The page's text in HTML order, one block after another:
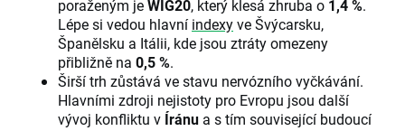
poraženým jeWIG20, který klesá zhruba o 1,4 %.
Lépe si vedou hlavní indexyve Švýcarsku,
Španělsku a Itálii, kde jsou ztráty omezeny
přibližně na 0,5 %.
Širší trh zůstává ve stavu nervózního vyčkávání.
Hlavními zdroji nejistoty pro Evropu jsou další
vývoj konfliktu v Íránu a s tím související budoucí